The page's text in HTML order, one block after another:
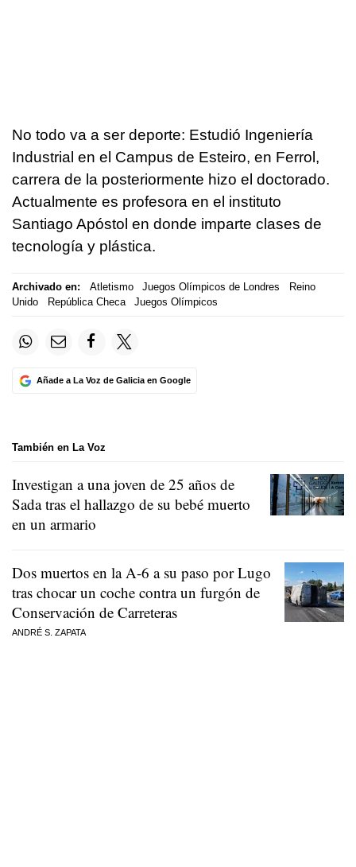
No todo va a ser deporte: Estudió Ingeniería
Industrial en el Campus de Esteiro, en Ferrol,
carrera de la posteriormente hizo el doctorado.
Actualmente es profesora en el instituto
Santiago Apóstol en donde imparte clases de
tecnología y plástica.
Archivado en: Atletismo Juegos Olímpicos de Londres
Reino
Unido
República Checa Juegos Olímpicos
Añade a La Voz de Galicia en Google
También en La Voz
Investigan a una joven de 25 años de
Sada tras el hallazgo de su bebé muerto
en un armario
Dos muertos en la A-6 a su paso por Lugo
tras chocar un coche contra un furgón de
Conservación de Carreteras
ANDRÉ S. ZAPATA